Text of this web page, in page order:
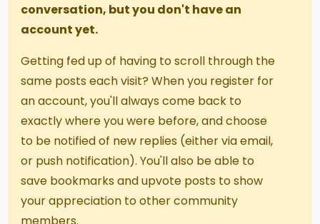
conversation, but you don't have an
account yet.
Getting fed up of having to scroll through the
same posts each visit? When you register for
an account, you'll always come back to
exactly where you were before, and choose
to be notified of new replies (either via email,
or push notification). You'll also be able to
save bookmarks and upvote posts to show
your appreciation to other community